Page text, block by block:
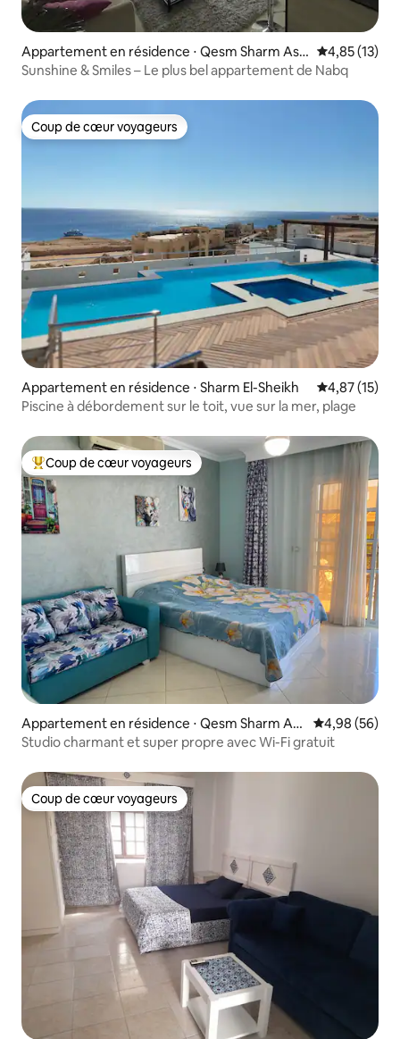
Appartement en résidence ⋅ Qesm Sharm Ash
Sheikh
Évaluation
4,85 (13)
Sunshine & Smiles – Le plus bel appartement de Nabq
Coup de cœur voyageurs
Coup de cœur voyageurs
Appartement en résidence ⋅ Sharm El-Sheikh Évaluation
4,87 (15)
Piscine à débordement sur le toit, vue sur la mer, plage
Coups de cœur voyageurs les plus appréciés
Coup de cœur voyageurs
Appartement en résidence ⋅ Qesm Sharm As
h Sheikh
Évaluation
4,98 (56)
Studio charmant et super propre avec Wi-Fi gratuit
Coup de cœur voyageurs
Coup de cœur voyageurs